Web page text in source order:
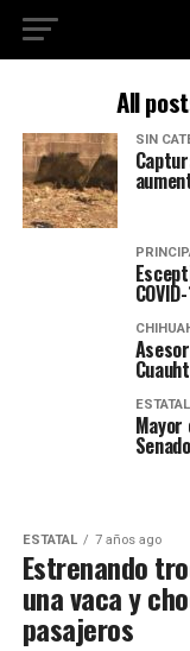
All
SIN
ESTATAL
Mayor
ESTATAL 7 años ago
Estrenando
una vaca y
pasajeros